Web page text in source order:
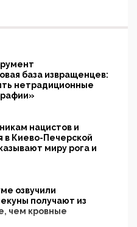
база извращенцев:
нетрадиционные
нацистов и
в Киево-Печерской
миру рога и
озвучили
получают из
чем кровные